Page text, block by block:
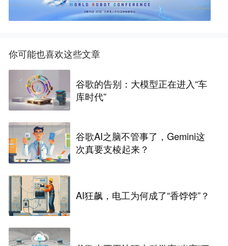
你可能也喜欢这些文章
谷歌的告别：大模型正在进入“车
库时代”
谷歌AI之脑不管事了，Gemini这
次真要支棱起来？
AI狂飙，电工为何成了“香饽饽”？